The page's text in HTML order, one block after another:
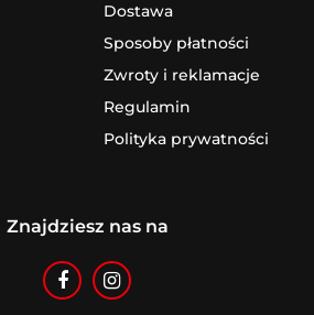
Dostawa
Sposoby płatności
Zwroty i reklamacje
Regulamin
Polityka prywatności
Znajdziesz nas na